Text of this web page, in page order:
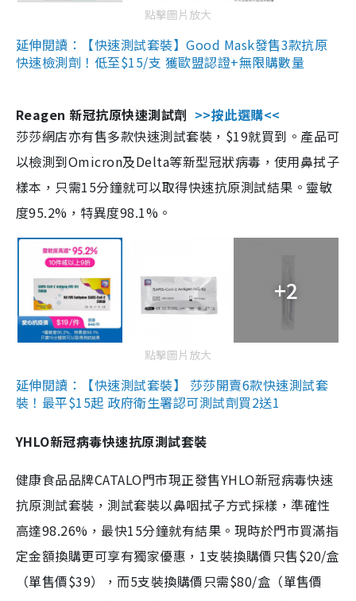
點擊圖片放大
延伸閱讀：【快速測試套裝】Good Mask發售3款抗原
快速檢測劑！低至$15/支 獲歐盟認證+無限購數量
Reagen 新冠抗原快速測試劑 >>按此選購<<
莎莎網店亦有售多款快速測試套裝，$19就買到。產品可
以檢測到Omicron及Delta等新型冠狀病毒，使用鼻拭子
樣本，只需15分鐘就可以取得快速抗原測試結果。靈敏
度95.2%，特異度98.1%。
+2
點擊圖片放大
延伸閱讀：【快速測試套裝】 莎莎開賣6款快速測試套
裝！最平$15起 政府衛生署認可測試劑買2送1
YHLO新冠病毒快速抗原測試套裝
健康食品品牌CATALO門市現正發售YHLO新冠病毒快速
抗原測試套裝，測試套裝以鼻咽拭子方式採樣，準確性
高達98.26%，最快15分鐘就有結果。現時於門市買滿指
定金額換購更可享有獨家優惠，1支裝換購價只售$20/盒
（單售價$39），而5支裝換購價只需$80/盒（單售價